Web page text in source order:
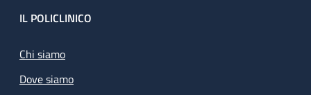
Footer
IL POLICLINICO
Chi siamo
Dove siamo